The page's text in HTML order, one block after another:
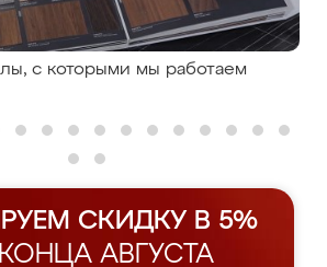
с которыми мы работаем
СКИДКУ В 5%
АВГУСТА